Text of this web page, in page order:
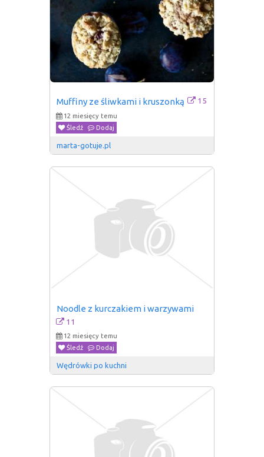
Muffiny ze śliwkami i kruszonką 15
12 miesięcy temu
Śledź
Dodaj
marta-gotuje.pl
Noodle z kurczakiem i warzywami
11
12 miesięcy temu
Śledź
Dodaj
Wędrówki po kuchni